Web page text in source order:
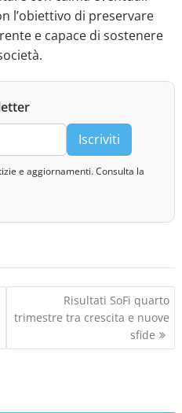
l’obiettivo di preservare
e capace di sostenere
Iscriviti
e aggiornamenti. Consulta la
Risultati SoFi quarto
trimestre tra crescita e nuove
sfide